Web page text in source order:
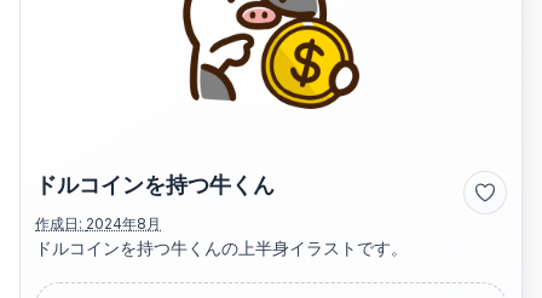
ドルコインを持つ牛くん
作成日: 2024年8月
ドルコインを持つ牛くんの上半身イラストです。